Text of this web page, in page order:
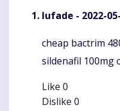
Iufade - 2022-
Komentaras
cheap bactrim
sildenafil 100mg
Like 0
Dislike 0